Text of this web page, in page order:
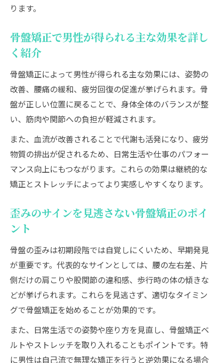
ります。
骨盤矯正で男性が得られる主な効果を詳し
く紹介
骨盤矯正によって男性が得られる主な効果には、姿勢の
改善、腰痛の緩和、疲労回復の促進が挙げられます。骨
盤が正しい位置に戻ることで、身体全体のバランスが整
い、筋肉や関節への負担が軽減されます。
また、血流が改善されることで代謝も活発になり、疲労
物質の排出が促されるため、日常生活や仕事のパフォー
マンス向上にもつながります。これらの効果は継続的な
矯正とストレッチによってより実感しやすくなります。
歪みのサインを見逃さない骨盤矯正のポイ
ント
骨盤の歪みは初期段階では自覚しにくいため、早期発見
が重要です。代表的なサインとしては、腰の左右差、片
側だけの肩こりや股関節の違和感、歩行時の体の傾きな
どが挙げられます。これらを見逃さず、適切なタイミン
グで骨盤矯正を始めることが効果的です。
また、日常生活での姿勢や座り方を見直し、骨盤矯正ベ
ルトやストレッチを取り入れることもポイントです。特
に男性は自己流で無理な矯正を行うと逆効果になる場合